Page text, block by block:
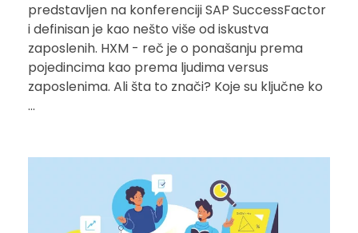
predstavljen na konferenciji SAP SuccessFactor
i definisan je kao nešto više od iskustva
zaposlenih. HXM - reč je o ponašanju prema
pojedincima kao prema ljudima versus
zaposlenima. Ali šta to znači? Koje su ključne ko
...